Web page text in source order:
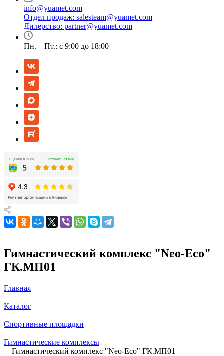
info@yuamet.com
Отдел продаж: salesteam@yuamet.com
Дилерство: partner@yuamet.com
Пн. – Пт.: с 9:00 до 18:00
Гимнастический комплекс "Neo-Eco"
ГК.МП01
Главная
—
Каталог
—
Спортивные площадки
—
Гимнастические комплексы
—Гимнастический комплекс "Neo-Eco" ГК.МП01